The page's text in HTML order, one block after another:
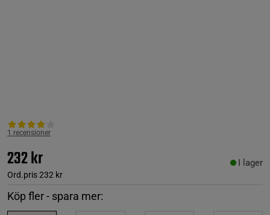
1 recensioner
232 kr
Ord.pris232 kr
I lager
Köp fler - spara mer: